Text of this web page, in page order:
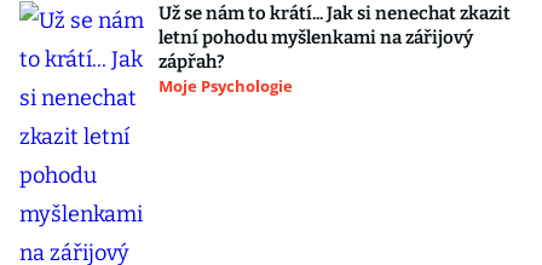
Už se nám to krátí... Jak si nenechat zkazit
letní pohodu myšlenkami na zářijový
zápřah?
Moje Psychologie